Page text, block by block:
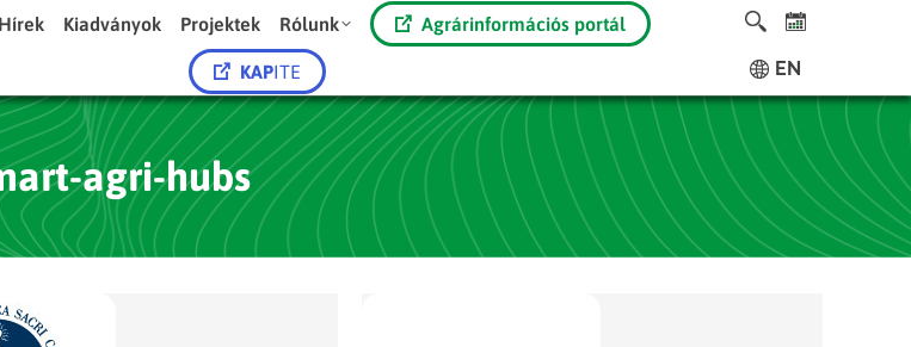
Hírek Kiadványok Projektek Rólunk Agrárinformációs portál
KAPITE EN
agri-hubs